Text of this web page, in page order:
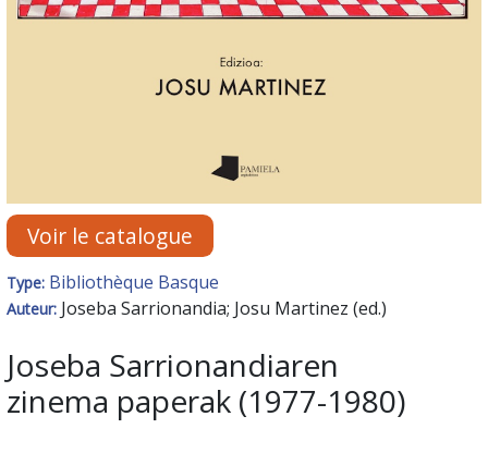
Voir le catalogue
Type: Bibliothèque Basque
Auteur: Joseba Sarrionandia; Josu Martinez (ed.)
Joseba Sarrionandiaren
zinema paperak (1977-1980)